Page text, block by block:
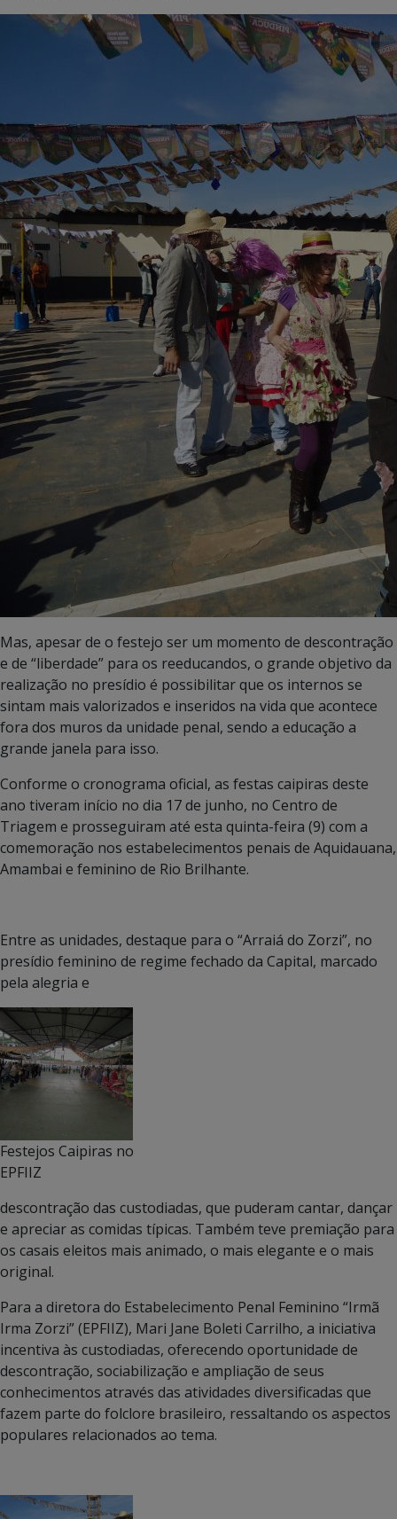
Mas, apesar de o festejo ser um momento de descontração
e de “liberdade” para os reeducandos, o grande objetivo da
realização no presídio é possibilitar que os internos se
sintam mais valorizados e inseridos na vida que acontece
fora dos muros da unidade penal, sendo a educação a
grande janela para isso.
Conforme o cronograma oficial, as festas caipiras deste
ano tiveram início no dia 17 de junho, no Centro de
Triagem e prosseguiram até esta quinta-feira (9) com a
comemoração nos estabelecimentos penais de Aquidauana,
Amambai e feminino de Rio Brilhante.
Entre as unidades, destaque para o “Arraiá do Zorzi”, no
presídio feminino de regime fechado da Capital, marcado
pela alegria e
Festejos Caipiras no
EPFIIZ
descontração das custodiadas, que puderam cantar, dançar
e apreciar as comidas típicas. Também teve premiação para
os casais eleitos mais animado, o mais elegante e o mais
original.
Para a diretora do Estabelecimento Penal Feminino “Irmã
Irma Zorzi” (EPFIIZ), Mari Jane Boleti Carrilho, a iniciativa
incentiva às custodiadas, oferecendo oportunidade de
descontração, sociabilização e ampliação de seus
conhecimentos através das atividades diversificadas que
fazem parte do folclore brasileiro, ressaltando os aspectos
populares relacionados ao tema.